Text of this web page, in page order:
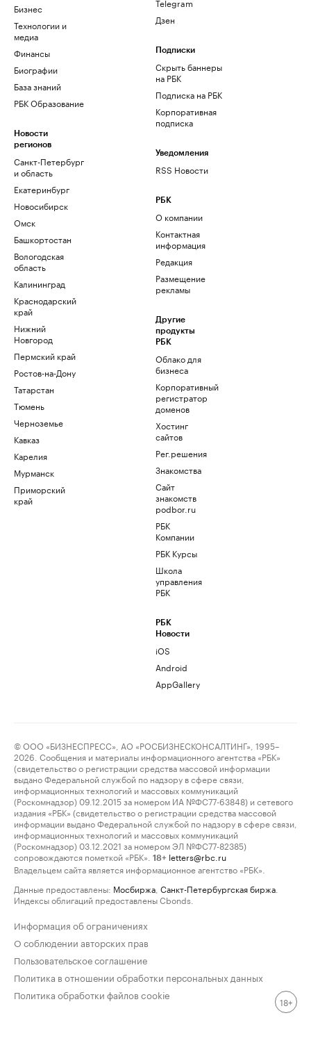
Бизнес
Технологии и
медиа
Финансы
Биографии
База знаний
РБК Образование
Новости
регионов
Санкт-Петербург
и область
Екатеринбург
Новосибирск
Омск
Башкортостан
Вологодская
область
Калининград
Краснодарский
край
Нижний
Новгород
Пермский край
Ростов-на-Дону
Татарстан
Тюмень
Черноземье
Кавказ
Карелия
Мурманск
Приморский
край
Telegram
Дзен
Подписки
Скрыть баннеры
на РБК
Подписка на РБК
Корпоративная
подписка
Уведомления
RSS Новости
РБК
О компании
Контактная
информация
Редакция
Размещение
рекламы
Другие
продукты
РБК
Облако для
бизнеса
Корпоративный
регистратор
доменов
Хостинг
сайтов
Рег.решения
Знакомства
Сайт
знакомств
podbor.ru
РБК
Компании
РБК Курсы
Школа
управления
РБК
РБК
Новости
iOS
Android
AppGallery
© ООО «БИЗНЕСПРЕСС», АО «РОСБИЗНЕСКОНСАЛТИНГ», 1995–
2026. Сообщения и материалы информационного агентства «РБК»
(свидетельство о регистрации средства массовой информации
выдано Федеральной службой по надзору в сфере связи,
информационных технологий и массовых коммуникаций
(Роскомнадзор) 09.12.2015 за номером ИА №ФС77-63848) и сетевого
издания «РБК» (свидетельство о регистрации средства массовой
информации выдано Федеральной службой по надзору в сфере связи,
информационных технологий и массовых коммуникаций
(Роскомнадзор) 03.12.2021 за номером ЭЛ №ФС77-82385)
сопровождаются пометкой «РБК».
18+ letters@rbc.ru
Владельцем сайта является информационное агентство «РБК».
Данные предоставлены: Мосбиржа Санкт-Петербургская биржа
Индексы облигаций предоставлены Cbonds.
Информация об ограничениях
О соблюдении авторских прав
Пользовательское соглашение
Политика в отношении обработки персональных данных
Политика обработки файлов cookie
18+